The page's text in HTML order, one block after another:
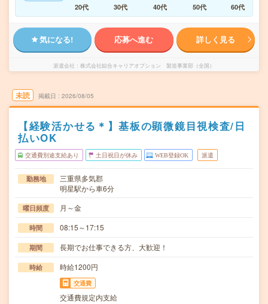
20代
30代 40代 50代 60代
気になる! 応募へ進む 詳しく見る
派遣会社 株式会社綜合キャリアオプション 製造事業部（全国）
未読 掲載日 2026/08/05
【経験活かせる＊】基板の顕微鏡目視検査/日
払いOK
交通費別途支給あり 土日祝日が休み WEB登録OK 派遣
勤務地
三重県多気郡
明星駅から車6分
曜日頻度 月～金
時間 08:15～17:15
期間 長期でお仕事できる方、大歓迎！
時給 時給1200円
交通費
交通費規定内支給